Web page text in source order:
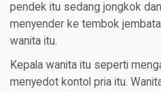
pendek itu sedang jongkok
menyender ke tembok
wanita itu.
Kepala wanita itu seperti
menyedot kontol pria itu.